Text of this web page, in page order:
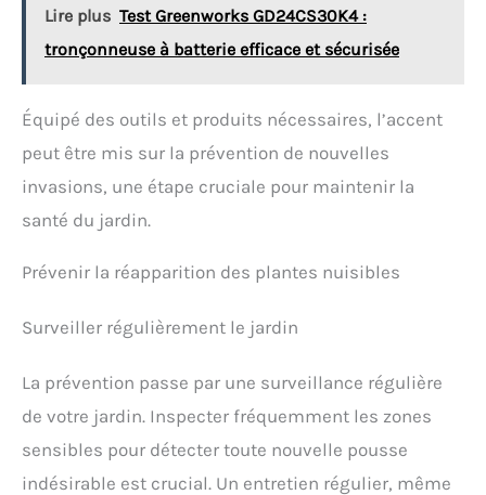
manche d'outil pour les suspendre pendant la
saison morte ou après utilisation. Des cadeaux de
jardin significatifs : Le sac fourre-tout a été fabriqué
femmes, les voisins et tous les amateurs de
jardinage enthousiastes. (Cadeau de vacances pour
maman, cadeau idéal pour les femmes et les
jardiniers).
Lire plus Test Greenworks GD24CS30K4 :
tronçonneuse à batterie efficace et sécurisée
Équipé des outils et produits nécessaires, l’accent
peut être mis sur la prévention de nouvelles
invasions, une étape cruciale pour maintenir la
santé du jardin.
Prévenir la réapparition des plantes nuisibles
Surveiller régulièrement le jardin
La prévention passe par une surveillance régulière
de votre jardin. Inspecter fréquemment les zones
sensibles pour détecter toute nouvelle pousse
indésirable est crucial. Un entretien régulier, même